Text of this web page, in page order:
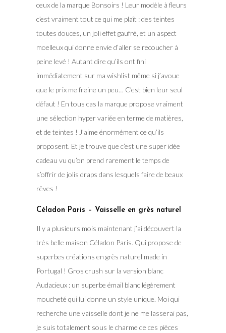
ceux de la marque Bonsoirs ! Leur modèle à fleurs
c’est vraiment tout ce qui me plaît : des teintes
toutes douces, un joli effet gaufré, et un aspect
moelleux qui donne envie d’aller se recoucher à
peine levé ! Autant dire qu’ils ont fini
immédiatement sur ma wishlist même si j’avoue
que le prix me freine un peu… C’est bien leur seul
défaut ! En tous cas la marque propose vraiment
une sélection hyper variée en terme de matières,
et de teintes ! J’aime énormément ce qu’ils
proposent. Et je trouve que c’est une super idée
cadeau vu qu’on prend rarement le temps de
s’offrir de jolis draps dans lesquels faire de beaux
rêves !
Céladon Paris – Vaisselle en grès naturel
Il y a plusieurs mois maintenant j’ai découvert la
très belle maison Céladon Paris. Qui propose de
superbes créations en grès naturel made in
Portugal ! Gros crush sur la version blanc
Audacieux : un superbe émail blanc légèrement
moucheté qui lui donne un style unique. Moi qui
recherche une vaisselle dont je ne me lasserai pas,
je suis totalement sous le charme de ces pièces